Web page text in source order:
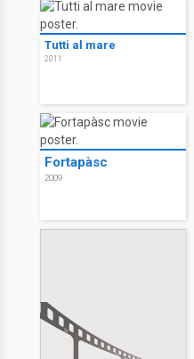
Tutti al mare
2011
Fortapàsc
2009